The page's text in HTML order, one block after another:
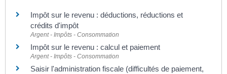
Impôt sur le revenu : déductions, réductions et
crédits d'impôt
Argent - Impôts - Consommation
Impôt sur le revenu : calcul et paiement
Argent - Impôts - Consommation
Saisir l'administration fiscale (difficultés de paiement,